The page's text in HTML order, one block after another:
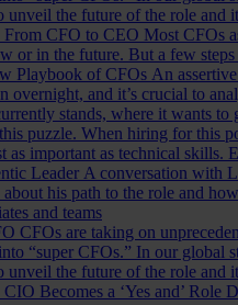
unveil the future of the role and
From CFO to CEO Most CFOs
or in the future. But a few
Playbook of CFOs An
overnight, and it’s crucial to
stands, where it wants to
puzzle. When hiring for this
as important as technical skills.
Leader A conversation with
his path to the role and
and teams
CFOs are taking on
“super CFOs.” In our global
unveil the future of the role and
CIO Becomes a ‘Yes and’ Role